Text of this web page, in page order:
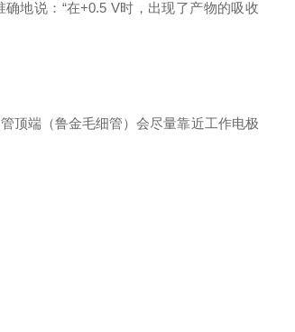
地说：“在+0.5 V时，出现了产物的吸收
顶端（鲁金毛细管）会尽量靠近工作电极